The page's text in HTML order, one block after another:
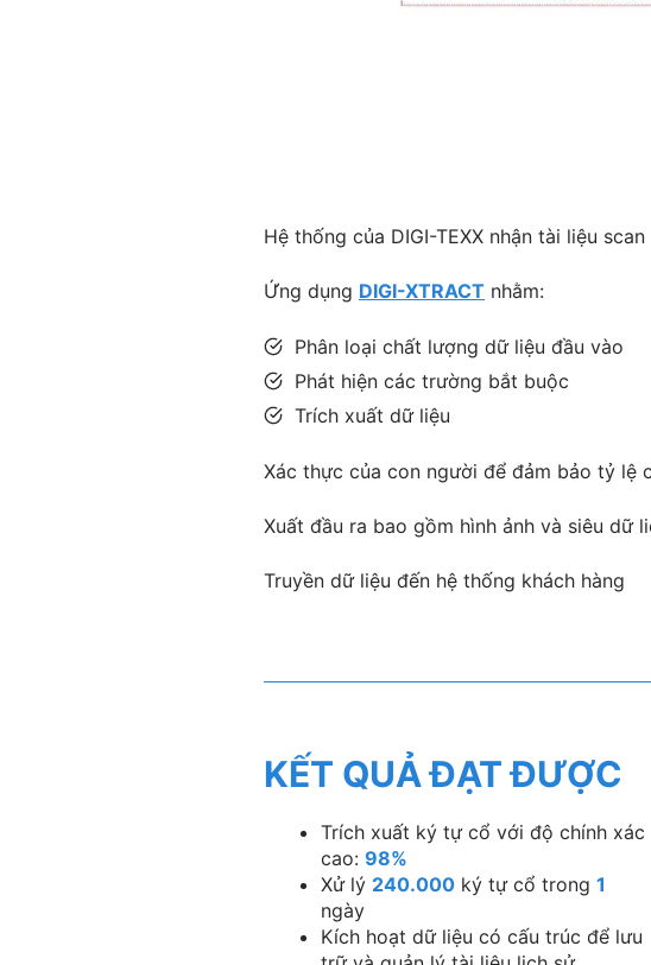
Hệ thống của DIGI-TEXX nhận tài liệu scan
Ứng dụng DIGI-XTRACT nhằm:
Phân loại chất lượng dữ liệu đầu vào
Phát hiện các trường bắt buộc
Trích xuất dữ liệu
Xác thực của con người để đảm bảo tỷ
Xuất đầu ra bao gồm hình ảnh và siêu dữ
Truyền dữ liệu đến hệ thống khách hàng
KẾT QUẢ ĐẠT ĐƯỢC
Trích xuất ký tự cổ với độ chính xác
cao: 98%
Xử lý 240.000 ký tự cổ trong 1
ngày
Kích hoạt dữ liệu có cấu trúc để lưu